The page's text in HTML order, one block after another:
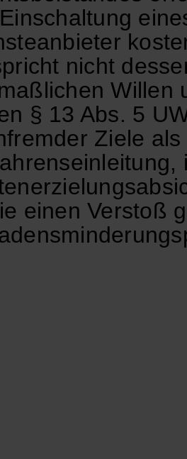
nicht
Willen
§ 13 Abs. 5
Ziele
einen Verstoß